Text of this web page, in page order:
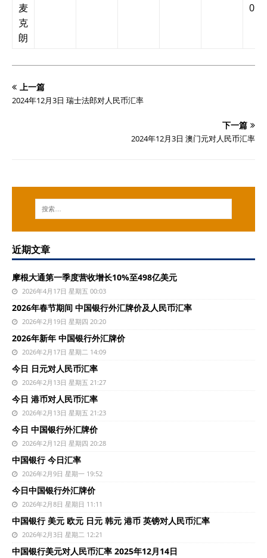
麦
克
朗
上一篇
2024年12月3日 瑞士法郎对人民币汇率
下一篇
2024年12月3日 澳门元对人民币汇率
近期文章
摩根大通第一季度营收增长10%至498亿美元
2026年4月17日 星期五 00:03
2026年春节期间 中国银行外汇牌价及人民币汇率
2026年2月19日 星期四 20:20
2026年新年 中国银行外汇牌价
2026年2月17日 星期二 14:09
今日 日元对人民币汇率
2026年2月13日 星期五 21:27
今日 港币对人民币汇率
2026年2月13日 星期五 21:23
今日 中国银行外汇牌价
2026年2月12日 星期四 20:28
中国银行 今日汇率
2026年2月9日 星期一 19:52
今日中国银行外汇牌价
2026年2月8日 星期日 11:11
中国银行 美元 欧元 日元 韩元 港币 英镑对人民币汇率
2026年2月3日 星期二 12:21
中国银行美元对人民币汇率 2025年12月14日